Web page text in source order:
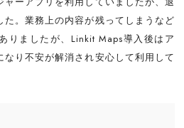
。業務上の内容が残ってしまうなど
りましたが、Linkit Maps導入後はア
り不安が解消され安心して利用して